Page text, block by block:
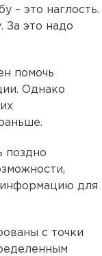
– это наглость.
За это надо
помочь
Однако
поздно
информацию для
с точки